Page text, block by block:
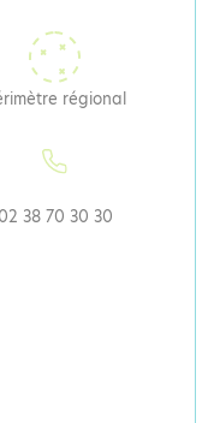
régional
02 38 70 30 30